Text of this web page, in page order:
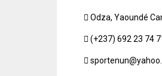
Odza, Yaoundé
(+237) 692 23 74